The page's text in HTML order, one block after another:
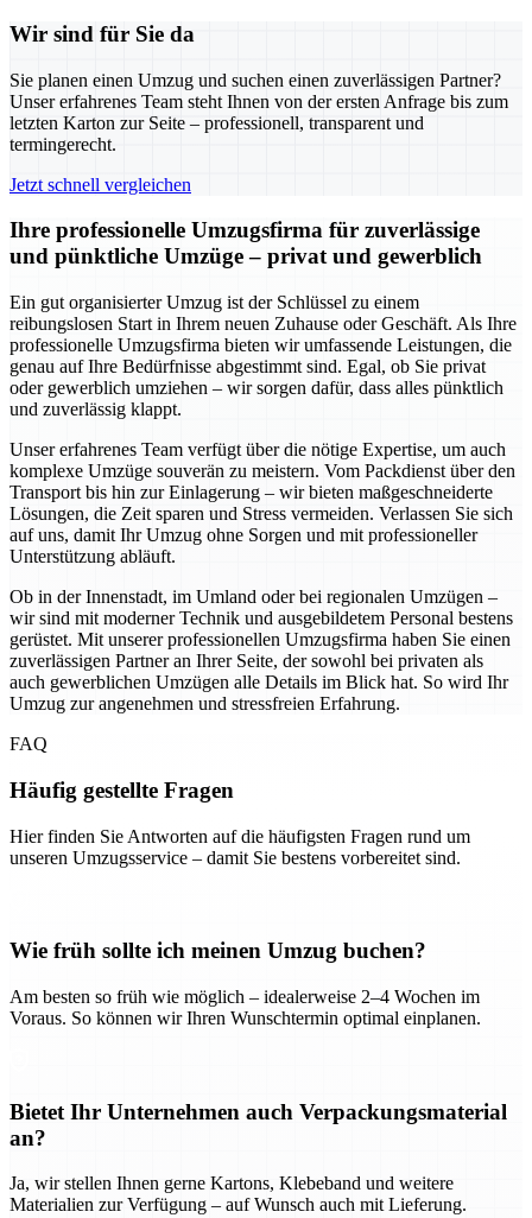
Wir sind für Sie da
Sie planen einen Umzug und suchen einen zuverlässigen Partner?
Unser erfahrenes Team steht Ihnen von der ersten Anfrage bis zum
letzten Karton zur Seite – professionell, transparent und
termingerecht.
Jetzt schnell vergleichen
Ihre professionelle Umzugsfirma für zuverlässige
und pünktliche Umzüge – privat und gewerblich
Ein gut organisierter Umzug ist der Schlüssel zu einem
reibungslosen Start in Ihrem neuen Zuhause oder Geschäft. Als Ihre
professionelle Umzugsfirma bieten wir umfassende Leistungen, die
genau auf Ihre Bedürfnisse abgestimmt sind. Egal, ob Sie privat
oder gewerblich umziehen – wir sorgen dafür, dass alles pünktlich
und zuverlässig klappt.
Unser erfahrenes Team verfügt über die nötige Expertise, um auch
komplexe Umzüge souverän zu meistern. Vom Packdienst über den
Transport bis hin zur Einlagerung – wir bieten maßgeschneiderte
Lösungen, die Zeit sparen und Stress vermeiden. Verlassen Sie sich
auf uns, damit Ihr Umzug ohne Sorgen und mit professioneller
Unterstützung abläuft.
Ob in der Innenstadt, im Umland oder bei regionalen Umzügen –
wir sind mit moderner Technik und ausgebildetem Personal bestens
gerüstet. Mit unserer professionellen Umzugsfirma haben Sie einen
zuverlässigen Partner an Ihrer Seite, der sowohl bei privaten als
auch gewerblichen Umzügen alle Details im Blick hat. So wird Ihr
Umzug zur angenehmen und stressfreien Erfahrung.
FAQ
Häufig gestellte Fragen
Hier finden Sie Antworten auf die häufigsten Fragen rund um
unseren Umzugsservice – damit Sie bestens vorbereitet sind.
Wie früh sollte ich meinen Umzug buchen?
Am besten so früh wie möglich – idealerweise 2–4 Wochen im
Voraus. So können wir Ihren Wunschtermin optimal einplanen.
Bietet Ihr Unternehmen auch Verpackungsmaterial
an?
Ja, wir stellen Ihnen gerne Kartons, Klebeband und weitere
Materialien zur Verfügung – auf Wunsch auch mit Lieferung.